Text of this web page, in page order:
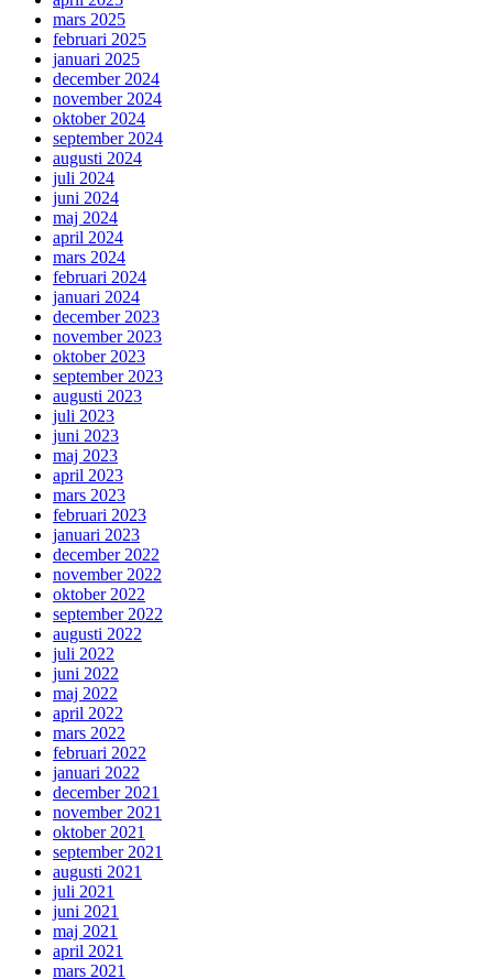
mars 2025
februari 2025
januari 2025
december 2024
november 2024
oktober 2024
september 2024
augusti 2024
juli 2024
juni 2024
maj 2024
april 2024
mars 2024
februari 2024
januari 2024
december 2023
november 2023
oktober 2023
september 2023
augusti 2023
juli 2023
juni 2023
maj 2023
april 2023
mars 2023
februari 2023
januari 2023
december 2022
november 2022
oktober 2022
september 2022
augusti 2022
juli 2022
juni 2022
maj 2022
april 2022
mars 2022
februari 2022
januari 2022
december 2021
november 2021
oktober 2021
september 2021
augusti 2021
juli 2021
juni 2021
maj 2021
april 2021
mars 2021